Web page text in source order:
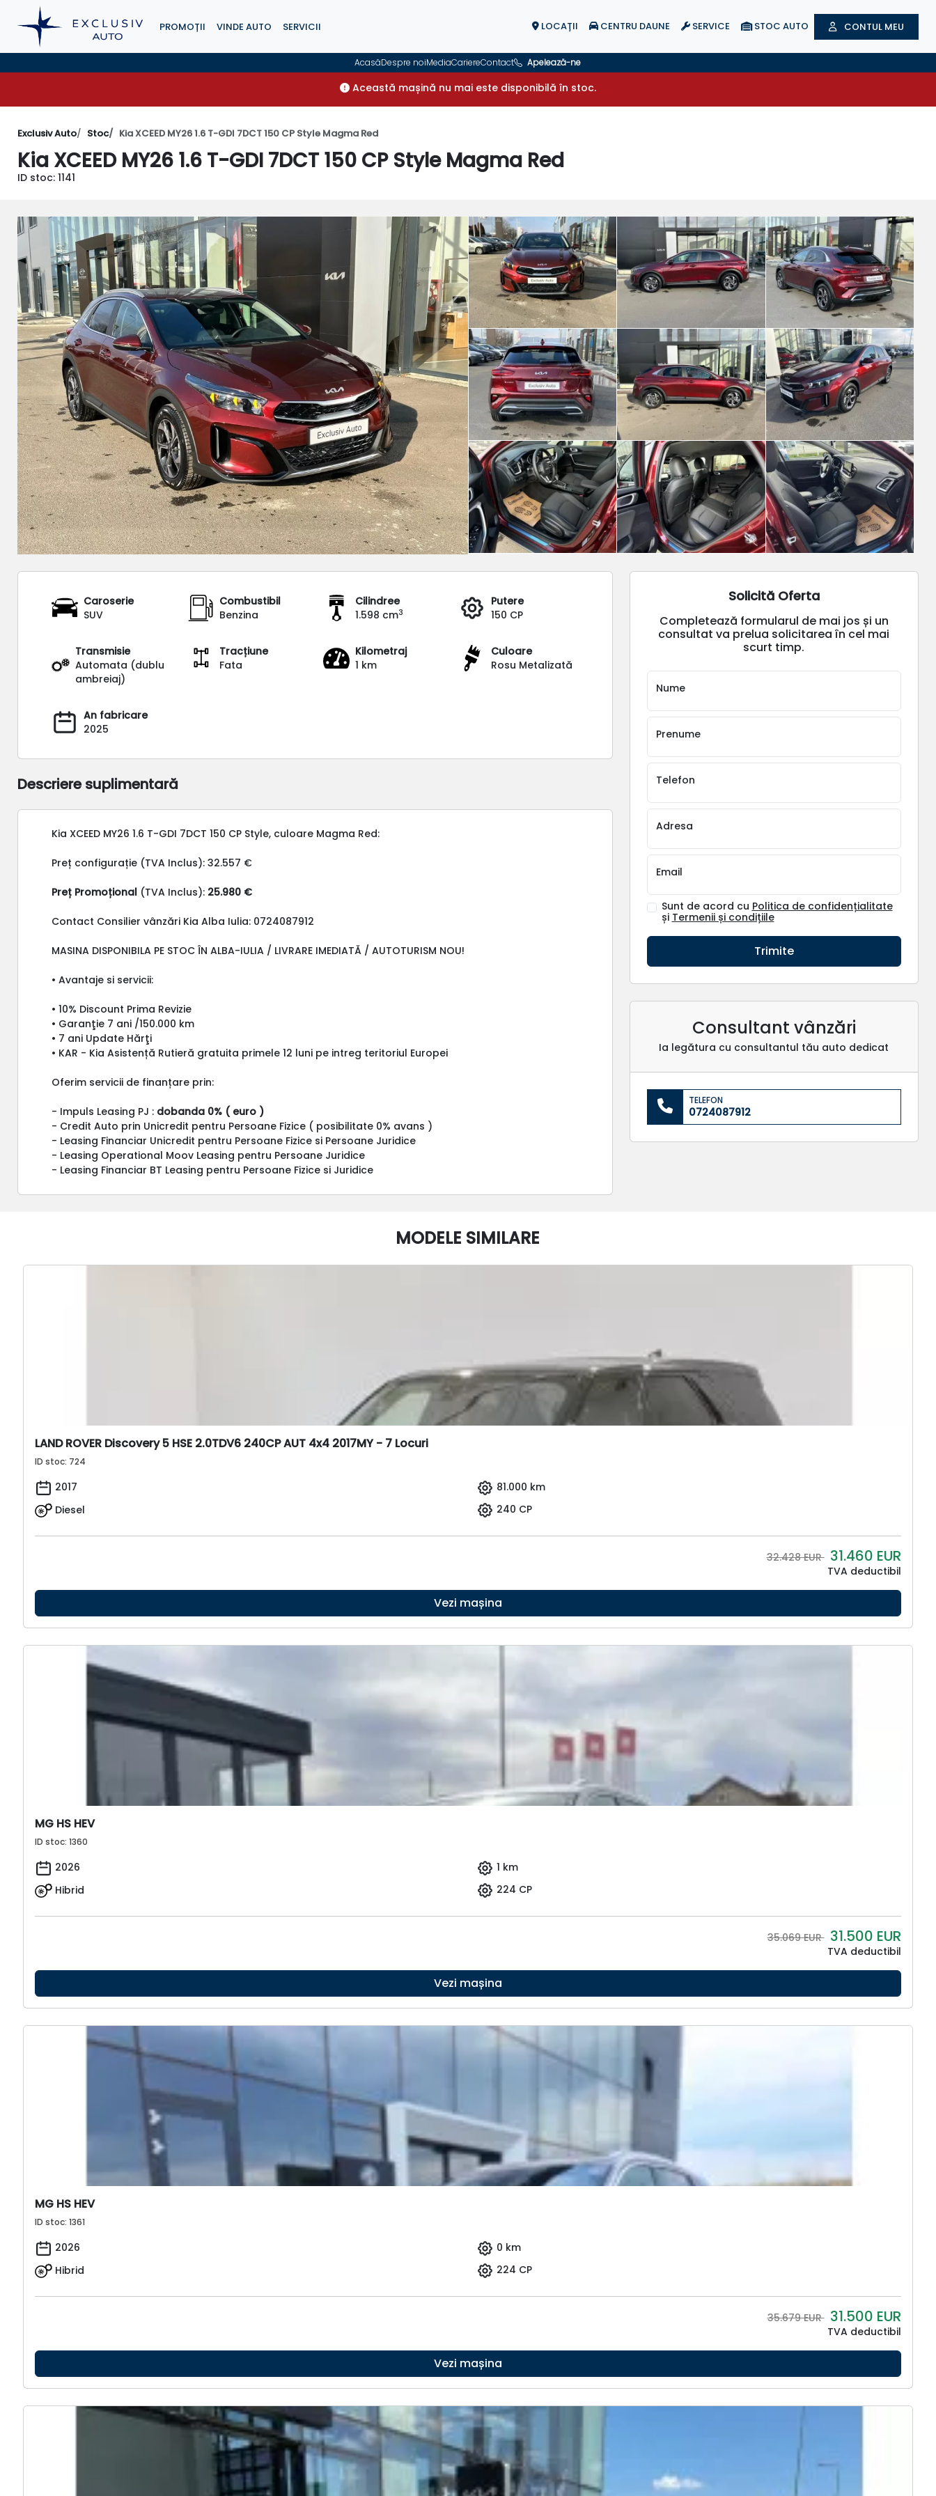
PROMOȚII VINDE AUTO SERVICII LOCAŢII CENTRU DAUNE SERVICE STOC AUTO CONTUL MEU
AcasăDespre noiMediaCariereContact Apelează-ne
Această mașină nu mai este disponibilă în stoc.
Exclusiv Auto Stoc Kia XCEED MY26 1.6 T-GDI 7DCT 150 CP Style Magma Red
Kia XCEED MY26 1.6 T-GDI 7DCT 150 CP Style Magma Red
ID stoc: 1141
Caroserie
SUV
Combustibil
Benzina
Cilindree
1.598 cm3
Putere
150 CP
Transmisie
Automata (dublu
ambreiaj)
Tracțiune
Fata
Kilometraj
1 km
Culoare
Rosu Metalizată
An fabricare
2025
Descriere suplimentară
Kia XCEED MY26 1.6 T-GDI 7DCT 150 CP Style, culoare Magma Red:
Preț configurație (TVA Inclus): 32.557 €
Preț Promoțional (TVA Inclus): 25.980 €
Contact Consilier vânzări Kia Alba Iulia: 0724087912
MASINA DISPONIBILA PE STOC ÎN ALBA-IULIA / LIVRARE IMEDIATĂ / AUTOTURISM NOU!
• Avantaje si servicii:
• 10% Discount Prima Revizie
• Garanţie 7 ani /150.000 km
• 7 ani Update Hărţi
• KAR - Kia Asistență Rutieră gratuita primele 12 luni pe intreg teritoriul Europei
Oferim servicii de finanțare prin:
- Impuls Leasing PJ : dobanda 0% ( euro )
- Credit Auto prin Unicredit pentru Persoane Fizice ( posibilitate 0% avans )
- Leasing Financiar Unicredit pentru Persoane Fizice si Persoane Juridice
- Leasing Operational Moov Leasing pentru Persoane Juridice
- Leasing Financiar BT Leasing pentru Persoane Fizice si Juridice
Solicită Oferta
Completează formularul de mai jos și un
consultat va prelua solicitarea în cel mai
scurt timp.
Nume
Prenume
Telefon
Adresa
Email
Sunt de acord cu Politica de confidențialitate
și Termenii și condițiile
Trimite
Consultant vânzări
Ia legătura cu consultantul tău auto dedicat
TELEFON
0724087912
MODELE SIMILARE
LAND ROVER Discovery 5 HSE 2.0TDV6 240CP AUT 4x4 2017MY - 7 Locuri
ID stoc: 724
2017
81.000 km
Diesel
240 CP
32.428 EUR 31.460 EUR
TVA deductibil
Vezi mașina
MG HS HEV
ID stoc: 1360
2026
1 km
Hibrid
224 CP
35.069 EUR 31.500 EUR
TVA deductibil
Vezi mașina
MG HS HEV
ID stoc: 1361
2026
0 km
Hibrid
224 CP
35.679 EUR 31.500 EUR
TVA deductibil
Vezi mașina